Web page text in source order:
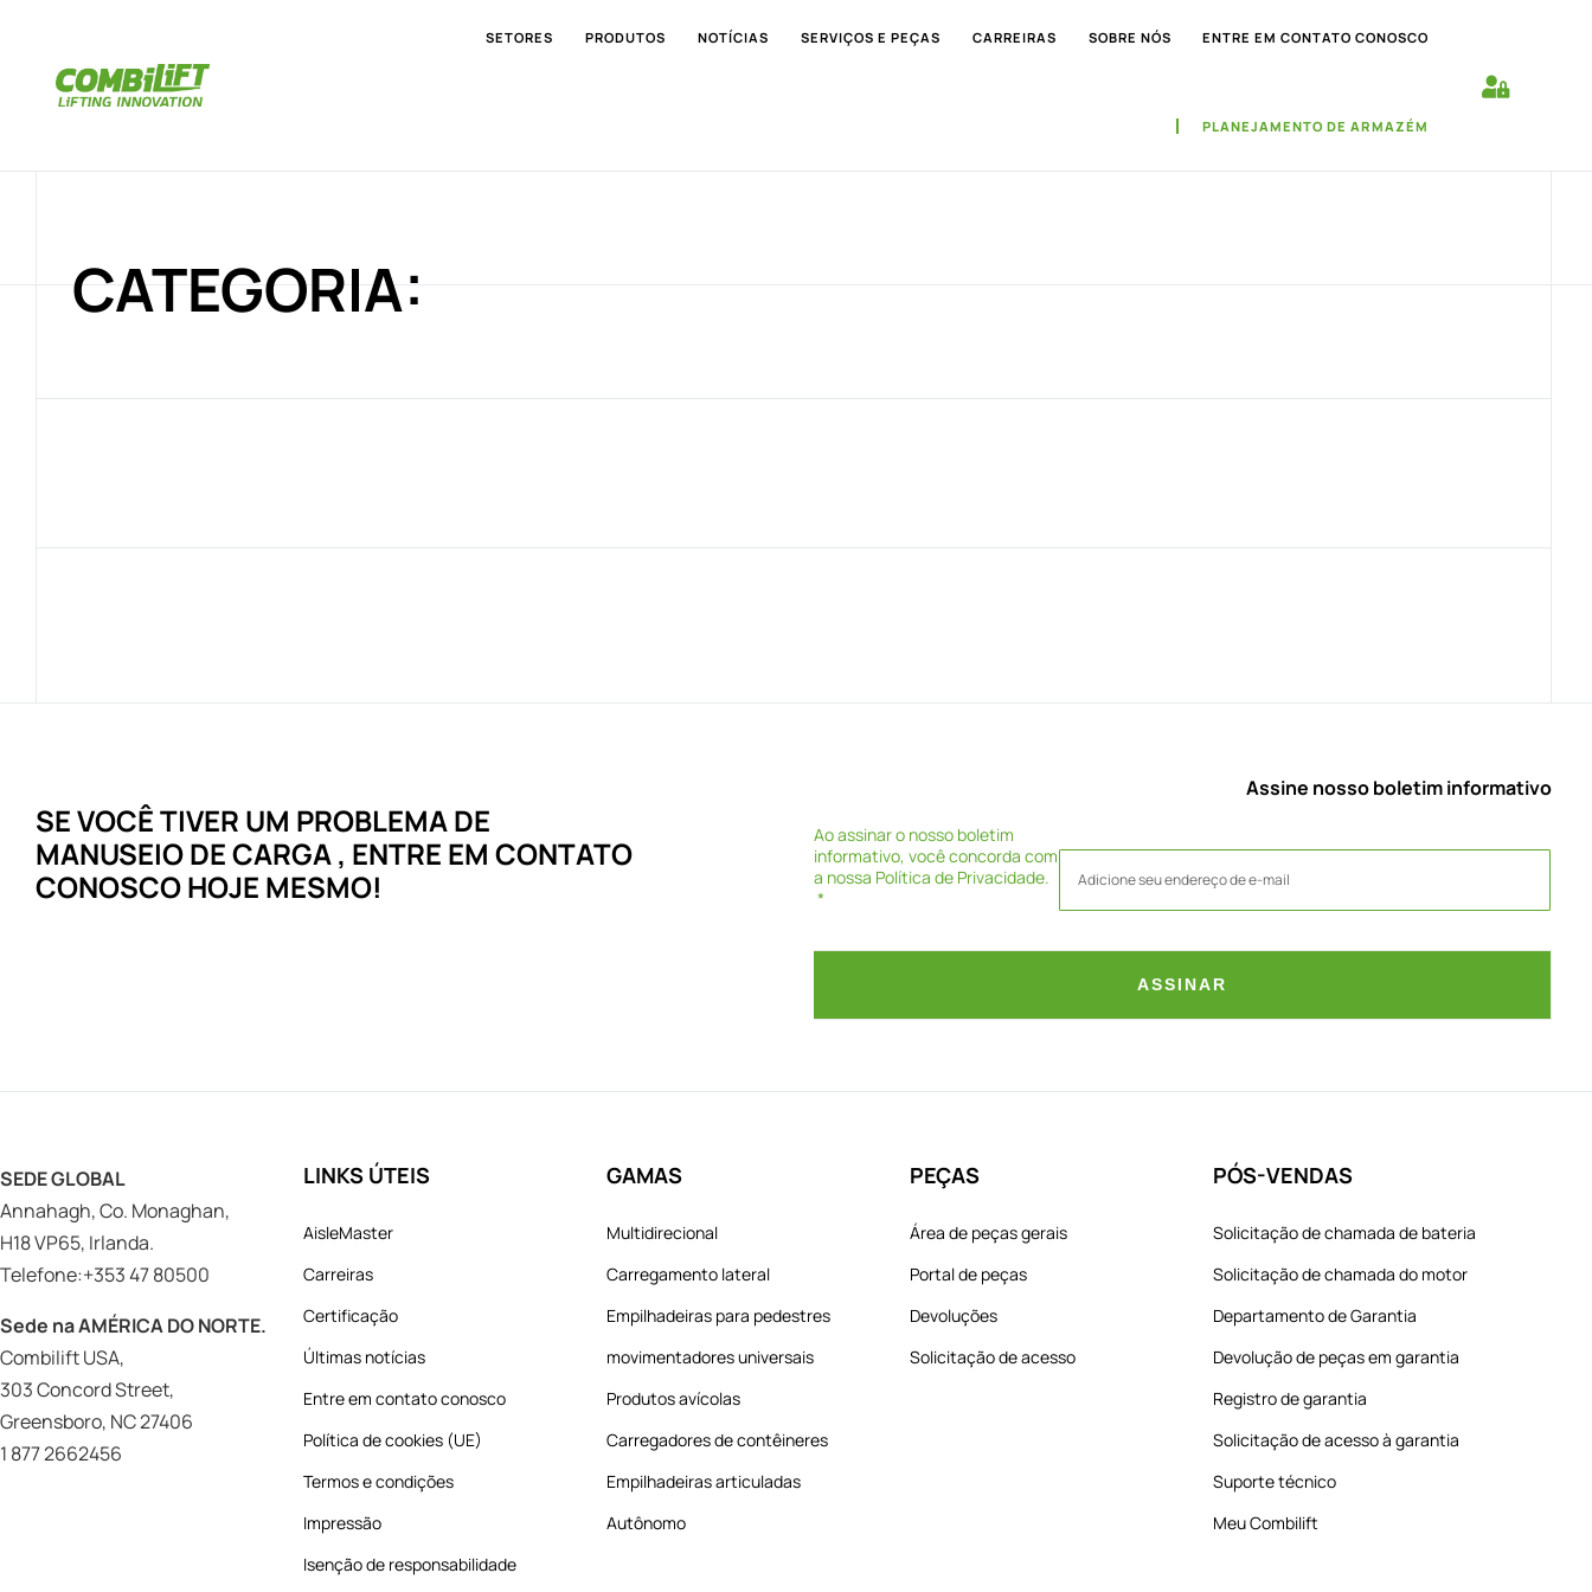
SETORES PRODUTOS NOTÍCIAS SERVIÇOS E PEÇAS CARREIRAS SOBRE NÓS ENTRE EM CONTATO CONOSCO
PLANEJAMENTO DE ARMAZÉM
CATEGORIA:
SE VOCÊ TIVER UM PROBLEMADE
MANUSEIO DE CARGA, ENTRE EM CONTATO
CONOSCO HOJE MESMO!
Assine nosso boletim informativo
Ao assinar o nosso boletim
informativo, você concorda com
a nossa Política de Privacidade.
ASSINAR
SEDE GLOBAL
Annahagh, Co. Monaghan,
H18 VP65, Irlanda.
Telefone:+353 47 80500
Sede na AMÉRICA DO NORTE.
Combilift USA,
303 Concord Street,
Greensboro, NC 27406
1 877 2662456
LINKS ÚTEIS
AisleMaster
Carreiras
Certificação
Últimas notícias
Entre em contato conosco
Política de cookies (UE)
Termos e condições
Impressão
Isenção de responsabilidade
GAMAS
Multidirecional
Carregamento lateral
Empilhadeiras para pedestres
movimentadores universais
Produtos avícolas
Carregadores de contêineres
Empilhadeiras articuladas
Autônomo
PEÇAS
Área de peças gerais
Portal de peças
Devoluções
Solicitação de acesso
PÓS-VENDAS
Solicitação de chamada de bateria
Solicitação de chamada do motor
Departamento de Garantia
Devolução de peças em garantia
Registro de garantia
Solicitação de acesso à garantia
Suporte técnico
Meu Combilift